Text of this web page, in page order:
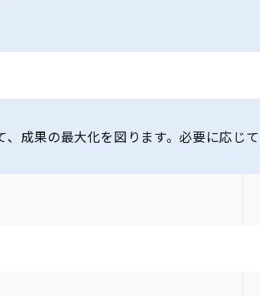
成果の最大化を図ります。必要に応じて